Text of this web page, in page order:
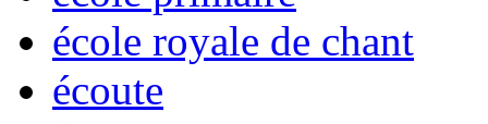
école royale de chant
écoute